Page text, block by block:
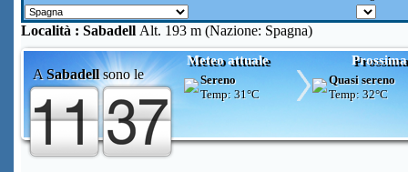
Località : Sabadell Alt. 193 m (Nazione: Spagna)
A Sabadellsono le
Meteo attuale
Sereno
Temp: 31°C
Quasi sereno
Temp: 32°C